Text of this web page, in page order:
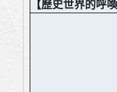
【歷史世界的呼喚